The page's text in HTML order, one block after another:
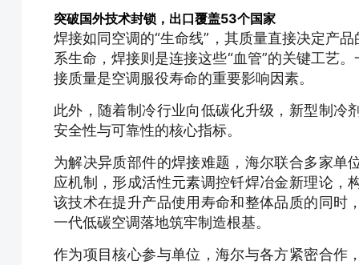
突破国外技术封锁，出口覆盖53个国家
焊接如同空调的“生命线”，其质量直接决定产
系生命，焊接则是连接这些“血管”的关键工艺
接质量是空调服役寿命的重要影响因素。
此外，随着制冷行业向低碳化升级，新型制冷
安全性与可靠性的核心指标。
为解决异质部件的焊接难题，海尔联合多家单
应机制，形成活性元素调控钎焊冶金新理论，
该技术在提升产品使用寿命和整体品质的同时
一代低碳空调落地筑牢制造根基。
作为项目核心参与单位，海尔与各方紧密合作